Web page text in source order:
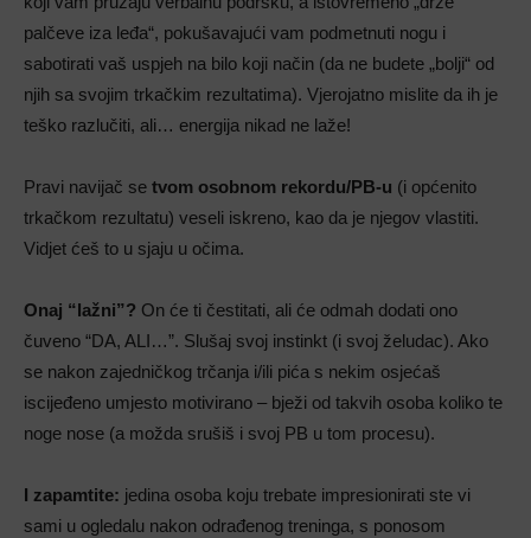
palčeve iza leđa“, pokušavajući vam podmetnuti nogu i
sabotirati vaš uspjeh na bilo koji način (da ne budete „bolji“ od
njih sa svojim trkačkim rezultatima). Vjerojatno mislite da ih je
teško razlučiti, ali… energija nikad ne laže!
Pravi navijač se tvom osobnom rekordu/PB-u (i općenito
trkačkom rezultatu) veseli iskreno, kao da je njegov vlastiti.
Vidjet ćeš to u sjaju u očima.
Onaj “lažni”? On će ti čestitati, ali će odmah dodati ono
čuveno “DA, ALI…”. Slušaj svoj instinkt (i svoj želudac). Ako
se nakon zajedničkog trčanja i/ili pića s nekim osjećaš
iscijeđeno umjesto motivirano – bježi od takvih osoba koliko te
noge nose (a možda srušiš i svoj PB u tom procesu).
I zapamtite: jedina osoba koju trebate impresionirati ste vi
sami u ogledalu nakon odrađenog treninga, s ponosom